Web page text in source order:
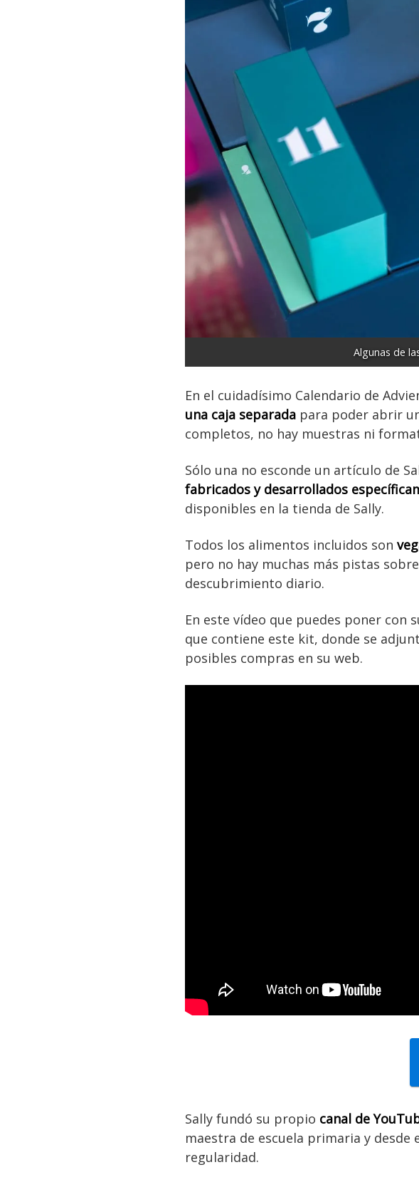
Algunas de
En el cuidadísimo Calendario de
una caja separada para poder abrir
completos, no hay muestras ni
Sólo una no esconde un artículo de
fabricados y desarrollados
disponibles en la tienda de Sally.
Todos los alimentos incluidos son
pero no hay muchas más pistas
descubrimiento diario.
En este vídeo que puedes poner con
que contiene este kit, donde se
posibles compras en su web.
Sally fundó su propio canal de
maestra de escuela primaria y
regularidad.